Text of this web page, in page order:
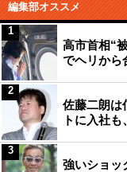
編集部オススメ
高市首相“
でヘリから
1
佐藤二朗は
トに入社
2
強いショッ
3